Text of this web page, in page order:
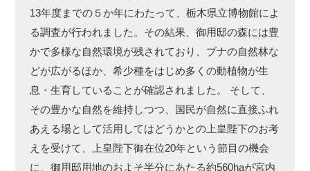
13年度までの５か年にわたって、栃木県立博物館によ
る調査が行われました。その結果、御用邸の森には豊
かで多様な自然環境が残されており、ブナの自然林な
どが広がるほか、希少種をはじめ多くの動植物が生
息・生育していることが確認されました。
そして、
その豊かな自然を維持しつつ、国民が自然に直接ふれ
あえる場として活用してはどうかとの上皇陛下のお考
えを受けて、上皇陛下御在位20年という節目の機会
に、御用邸用地のおよそ半分にあたる約560haが宮内